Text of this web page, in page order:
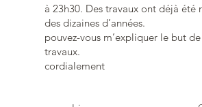
à 23h30. Des travaux ont déjà été
des dizaines d’années.
pouvez-vous m’expliquer le but
travaux.
cordialement